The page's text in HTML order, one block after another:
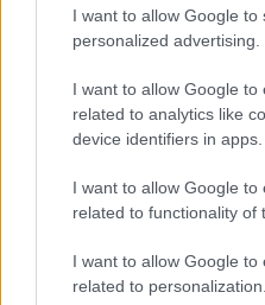
I want to allow Google to
personalized advertising.
I want to allow Google to
related to analytics like
device identifiers in apps.
I want to allow Google to
related to functionality of
I want to allow Google to
related to personalization.
3 3
5
3
2
5
3
Szaknévsori tagok száma